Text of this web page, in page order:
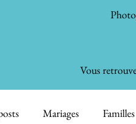
Vous
Mariages Familles